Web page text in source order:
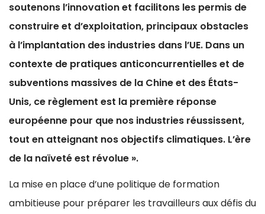
soutenons l’innovation et facilitons les permis de
construire et d’exploitation, principaux obstacles
à l’implantation des industries dans l’UE. Dans un
contexte de pratiques anticoncurrentielles et de
subventions massives de la Chine et des États-
Unis, ce règlement est la première réponse
européenne pour que nos industries réussissent,
tout en atteignant nos objectifs climatiques. L’ère
de la naïveté est révolue ».
La mise en place d’une politique de formation
ambitieuse pour préparer les travailleurs aux défis du